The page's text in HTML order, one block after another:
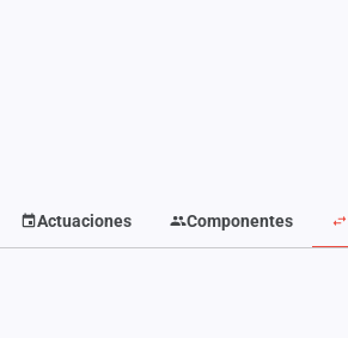
Actuaciones Componentes